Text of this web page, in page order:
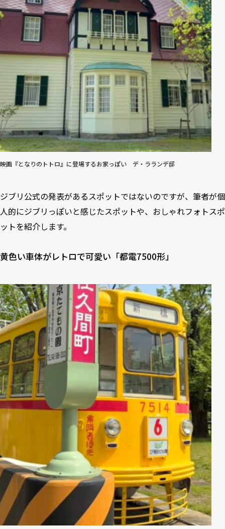
映画『となりのトトロ』に登場するお家っぽい デ・ラランデ邸
ジブリ公式の発表があるスポットではないのですが、筆者が個
人的にジブリっぽいと感じたスポットや、おしゃれフォトスポ
ットを紹介します。
黄色い車体がレトロで可愛い「都電7500形」